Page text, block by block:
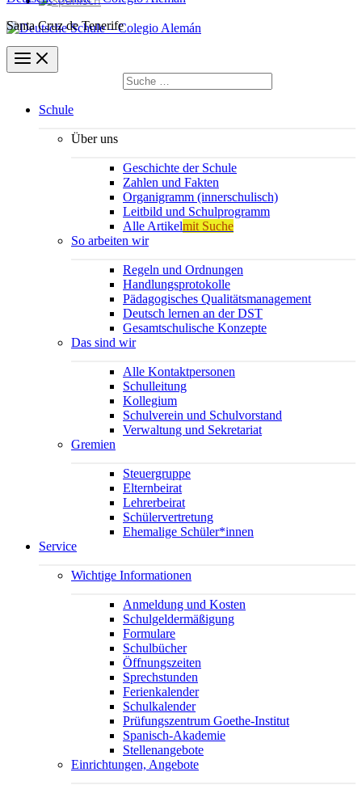
Santa Cruz de Tenerife
Suchen
nach:
Schule
Über uns
Geschichte der Schule
Zahlen und Fakten
Organigramm (innerschulisch)
Leitbild und Schulprogramm
Alle Artikelmit Suche
So arbeiten wir
Regeln und Ordnungen
Handlungsprotokolle
Pädagogisches Qualitätsmanagement
Deutsch lernen an der DST
Gesamtschulische Konzepte
Das sind wir
Alle Kontaktpersonen
Schulleitung
Kollegium
Schulverein und Schulvorstand
Verwaltung und Sekretariat
Gremien
Steuergruppe
Elternbeirat
Lehrerbeirat
Schülervertretung
Ehemalige Schüler*innen
Service
Wichtige Informationen
Anmeldung und Kosten
Schulgeldermäßigung
Formulare
Schulbücher
Öffnungszeiten
Sprechstunden
Ferienkalender
Schulkalender
Prüfungszentrum Goethe-Institut
Spanisch-Akademie
Stellenangebote
Einrichtungen, Angebote